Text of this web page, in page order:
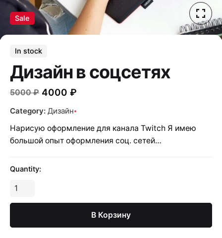
Sale
In stock
Дизайн в соцсетях
5000₽ 4000 ₽
Category: Дизайн
Нарисую оформление для канала Twitch Я имею
большой опыт оформления соц. сетей…
Quantity:
Количество
В Корзину